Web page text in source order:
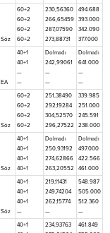
Söz
60+2
60+2
60+2
60+2
230,56360
266,65459
287,07590
273,88731
494.688
393.000
342.090
377.000
EA
40+1
40+1
—
—
Dolmadı
242,99061
—
—
Dolmadı
641.000
—
—
Söz
60+2
60+2
60+2
60+2
251,38490
292,19284
304,52570
296,27522
339.985
251.000
245.591
238.000
Söz
40+1
40+1
40+1
40+1
Dolmadı
250,93192
274,62866
263,20552
Dolmadı
497.000
422.566
461.000
Söz
40+1
40+1
40+1
—
219,11431
249,74204
262,15774
—
548.987
505.000
512.360
—
40+1
234,93763
461.849